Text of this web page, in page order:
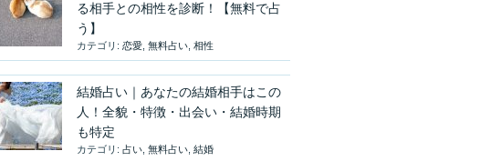
る相手との相性を診断！【無料で占
う】
カテゴリ: 恋愛, 無料占い, 相性
結婚占い｜あなたの結婚相手はこの
人！全貌・特徴・出会い・結婚時期
も特定
カテゴリ: 占い, 無料占い, 結婚